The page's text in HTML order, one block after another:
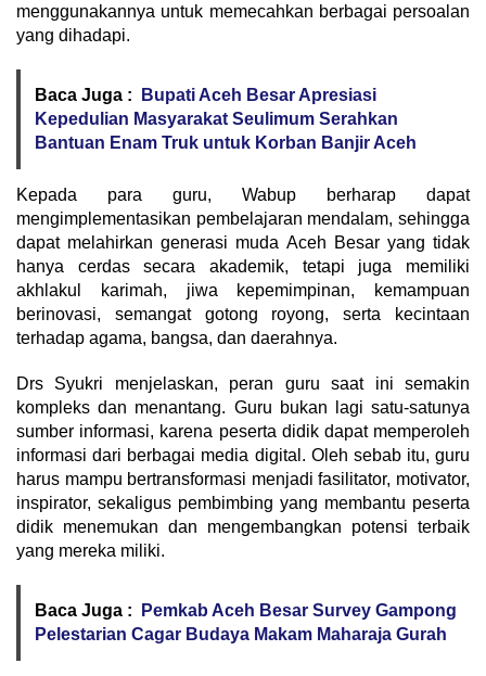
menggunakannya untuk memecahkan berbagai persoalan
yang dihadapi.
Baca Juga :
Bupati Aceh Besar Apresiasi
Kepedulian Masyarakat Seulimum Serahkan
Bantuan Enam Truk untuk Korban Banjir Aceh
Kepada para guru, Wabup berharap dapat
mengimplementasikan pembelajaran mendalam, sehingga
dapat melahirkan generasi muda Aceh Besar yang tidak
hanya cerdas secara akademik, tetapi juga memiliki
akhlakul karimah, jiwa kepemimpinan, kemampuan
berinovasi, semangat gotong royong, serta kecintaan
terhadap agama, bangsa, dan daerahnya.
Drs Syukri menjelaskan, peran guru saat ini semakin
kompleks dan menantang. Guru bukan lagi satu-satunya
sumber informasi, karena peserta didik dapat memperoleh
informasi dari berbagai media digital. Oleh sebab itu, guru
harus mampu bertransformasi menjadi fasilitator, motivator,
inspirator, sekaligus pembimbing yang membantu peserta
didik menemukan dan mengembangkan potensi terbaik
yang mereka miliki.
Baca Juga :
Pemkab Aceh Besar Survey Gampong
Pelestarian Cagar Budaya Makam Maharaja Gurah